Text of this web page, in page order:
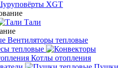
XGT
Тали
Вентиляторы тепловые
тепловые
Котлы отопления